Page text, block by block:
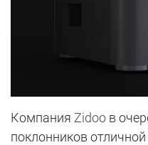
Компания Zidoo в
поклонников